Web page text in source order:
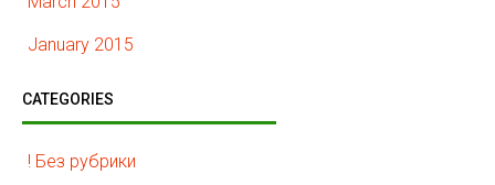
January 2015
CATEGORIES
! Без рубрики